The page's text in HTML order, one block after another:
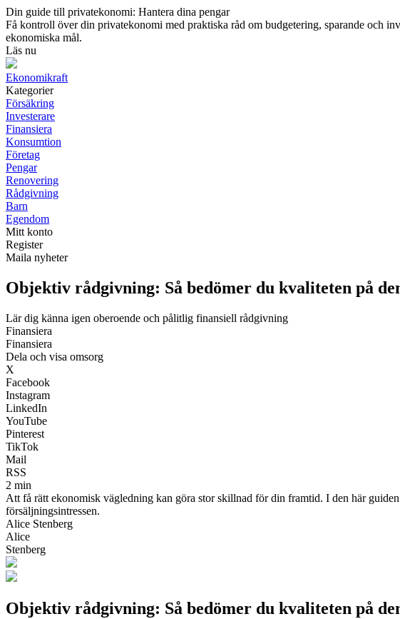
Din guide till privatekonomi: Hantera dina pengar
Få kontroll över din privatekonomi med praktiska råd om budgetering, sparande och
ekonomiska mål.
Läs nu
Ekonomikraft
Kategorier
Försäkring
Investerare
Finansiera
Konsumtion
Företag
Pengar
Renovering
Rådgivning
Barn
Egendom
Mitt konto
Register
Maila nyheter
Objektiv rådgivning: Så bedömer du kvaliteten på
Lär dig känna igen oberoende och pålitlig finansiell rådgivning
Finansiera
Finansiera
Dela och visa omsorg
X
Facebook
Instagram
LinkedIn
YouTube
Pinterest
TikTok
Mail
RSS
2 min
Att få rätt ekonomisk vägledning kan göra stor skillnad för din framtid. I den här
försäljningsintressen.
Alice Stenberg
Alice
Stenberg
Objektiv rådgivning: Så bedömer du kvaliteten på